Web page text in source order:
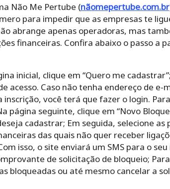
Não Me Pertube (nãomepertube.com.br
para impedir que as empresas te
abrange apenas operadoras, mas
financeiras. Confira abaixo o passo a
inicial, clique em “Quero me cadastrar”;
acesso. Caso não tenha endereço de e-
inscrição, você terá que fazer o login.
página seguinte, clique em “Novo
cadastrar; Em seguida, selecione
das quais não quer receber
isso, o site enviará um SMS para o
de solicitação de bloqueio;
bloqueadas ou até mesmo cancelar a